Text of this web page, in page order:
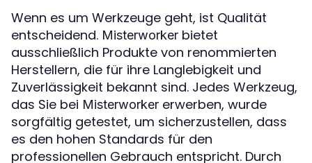
Wenn es um Werkzeuge geht, ist Qualität
entscheidend. Misterworker bietet
ausschließlich Produkte von renommierten
Herstellern, die für ihre Langlebigkeit und
Zuverlässigkeit bekannt sind. Jedes Werkzeug,
das Sie bei Misterworker erwerben, wurde
sorgfältig getestet, um sicherzustellen, dass
es den hohen Standards für den
professionellen Gebrauch entspricht. Durch